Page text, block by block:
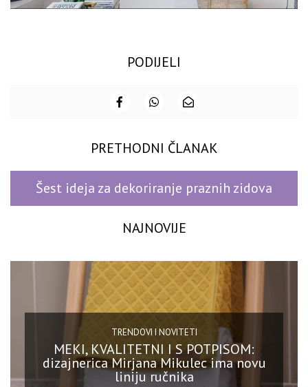
PODIJELI
PRETHODNI ČLANAK
Šest ideja za dekoriranje praznih zidova
NAJNOVIJE
TRENDOVI I NOVITETI
MEKI, KVALITETNI I S POTPISOM:
dizajnerica Mirjana Mikulec ima novu
liniju ručnika